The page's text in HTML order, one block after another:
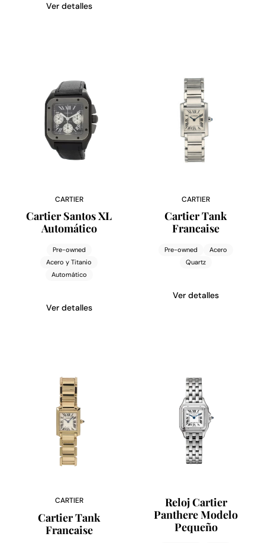
Ver detalles
CARTIER
Cartier Santos XL
Automático
Pre-owned
Acero y Titanio
Automático
Ver detalles
CARTIER
Cartier Tank
Francaise
Pre-owned
Acero
Quartz
Ver detalles
CARTIER
Cartier Tank
Francaise
Reloj Cartier
Panthere Modelo
Pequeño